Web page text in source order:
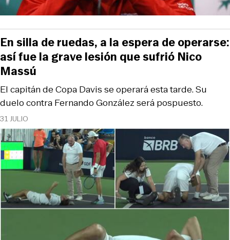
31 JULIO
El capitán de Copa Davis se operará esta tarde. Su
duelo contra Fernando González será pospuesto.
En silla de ruedas, a la espera de operarse:
así fue la grave lesión que sufrió Nico
Massú